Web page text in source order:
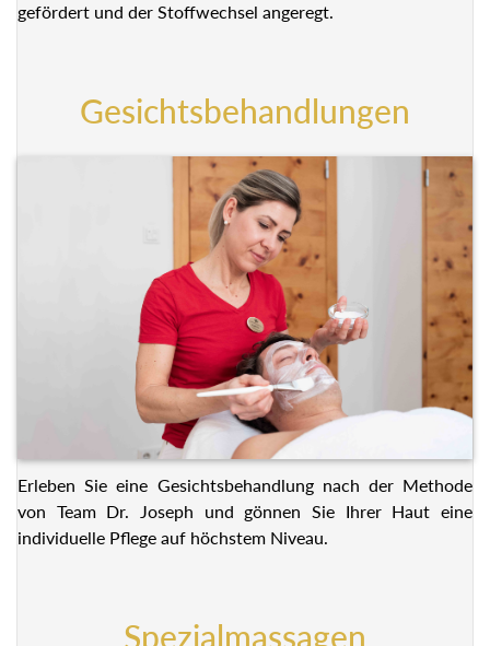
gefördert und der Stoffwechsel angeregt.
Gesichtsbehandlungen
Erleben Sie eine Gesichtsbehandlung nach der Methode
von Team Dr. Joseph und gönnen Sie Ihrer Haut eine
individuelle Pflege auf höchstem Niveau.
Spezialmassagen